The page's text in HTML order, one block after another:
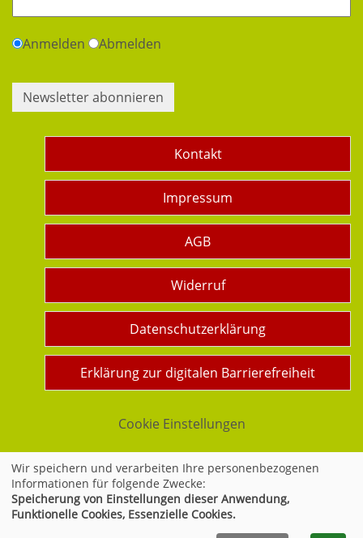
Anmelden Abmelden
Newsletter abonnieren
Kontakt
Impressum
AGB
Widerruf
Datenschutzerklärung
Erklärung zur digitalen Barrierefreiheit
Cookie Einstellungen
Widerrufsformular
Wir speichern und verarbeiten Ihre personenbezogenen
Informationen für folgende Zwecke:
Speicherung von Einstellungen dieser Anwendung,
Funktionelle Cookies, Essenzielle Cookies.